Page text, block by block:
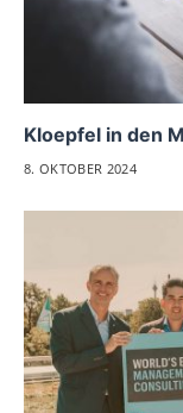
Kloepfel in den
8. OKTOBER 2024